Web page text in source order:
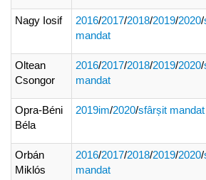
Nagy Iosif 2016/2017/2018/2019/2020/
mandat
Oltean
Csongor
2016/2017/2018/2019/2020/
mandat
Opra-Béni
Béla
2019im/2020/sfârșit mandat
Orbán
Miklós
2016/2017/2018/2019/2020/
mandat